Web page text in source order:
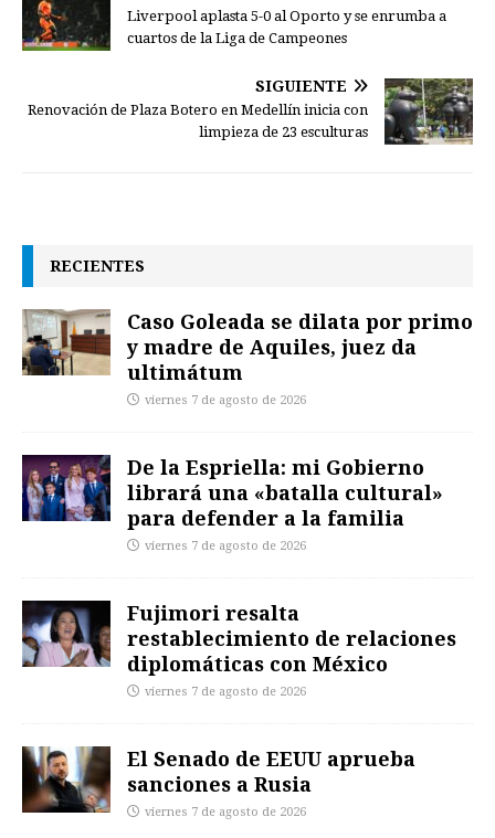
Liverpool aplasta 5-0 al Oporto y se enrumba a
cuartos de la Liga de Campeones
SIGUIENTE
Renovación de Plaza Botero en Medellín inicia con
limpieza de 23 esculturas
RECIENTES
Caso Goleada se dilata por primo
y madre de Aquiles, juez da
ultimátum
viernes 7 de agosto de 2026
De la Espriella: mi Gobierno
librará una «batalla cultural»
para defender a la familia
viernes 7 de agosto de 2026
Fujimori resalta
restablecimiento de relaciones
diplomáticas con México
viernes 7 de agosto de 2026
El Senado de EEUU aprueba
sanciones a Rusia
viernes 7 de agosto de 2026